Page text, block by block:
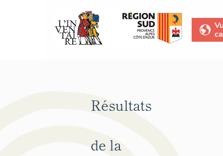
Résultats
de la